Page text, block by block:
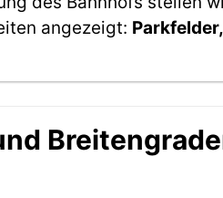
angezeigt: